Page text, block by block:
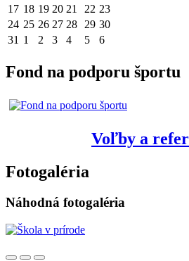
17 18 19 20 21 22 23
24 25 26 27 28 29 30
31 1 2 3 4 5 6
Fond na podporu športu
Voľby a
Fotogaléria
Náhodná fotogaléria